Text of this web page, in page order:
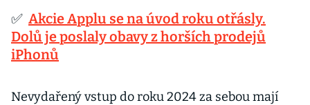
iPhonů
✅ Akcie Applu se na úvod roku otřásly.
Dolů je poslaly obavy z horších prodejů
iPhonů
Nevydařený vstup do roku 2024 za sebou mají